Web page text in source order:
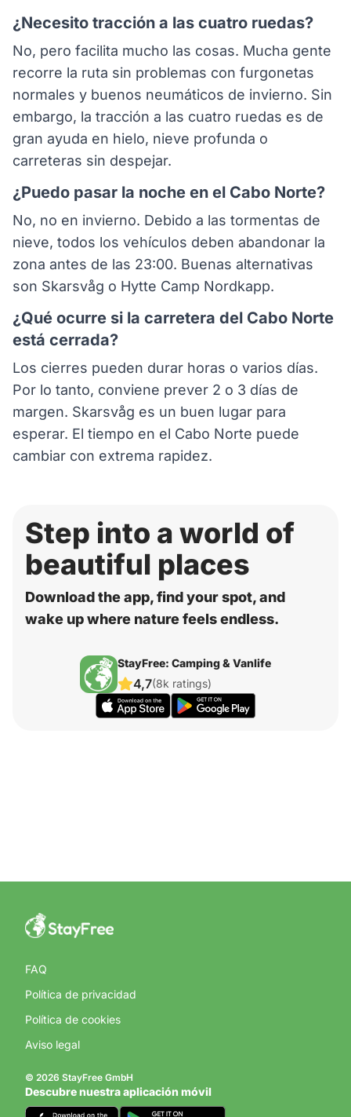
¿Necesito tracción a las cuatro ruedas?
No, pero facilita mucho las cosas. Mucha gente
recorre la ruta sin problemas con furgonetas
normales y buenos neumáticos de invierno. Sin
embargo, la tracción a las cuatro ruedas es de
gran ayuda en hielo, nieve profunda o
carreteras sin despejar.
¿Puedo pasar la noche en el Cabo Norte?
No, no en invierno. Debido a las tormentas de
nieve, todos los vehículos deben abandonar la
zona antes de las 23:00. Buenas alternativas
son Skarsvåg o Hytte Camp Nordkapp.
¿Qué ocurre si la carretera del Cabo Norte
está cerrada?
Los cierres pueden durar horas o varios días.
Por lo tanto, conviene prever 2 o 3 días de
margen. Skarsvåg es un buen lugar para
esperar. El tiempo en el Cabo Norte puede
cambiar con extrema rapidez.
Step into a world of
beautiful places
Download the app, find your spot, and
wake up where nature feels endless.
StayFree: Camping & Vanlife
4,7(8k ratings)
FAQ
Política de privacidad
Política de cookies
Aviso legal
© 2026 StayFree GmbH
Descubre nuestra aplicación móvil